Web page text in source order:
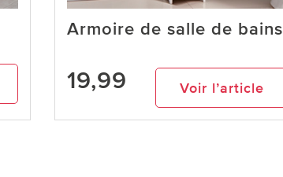
Armoire de salle de bains
19,99 Voir l’article